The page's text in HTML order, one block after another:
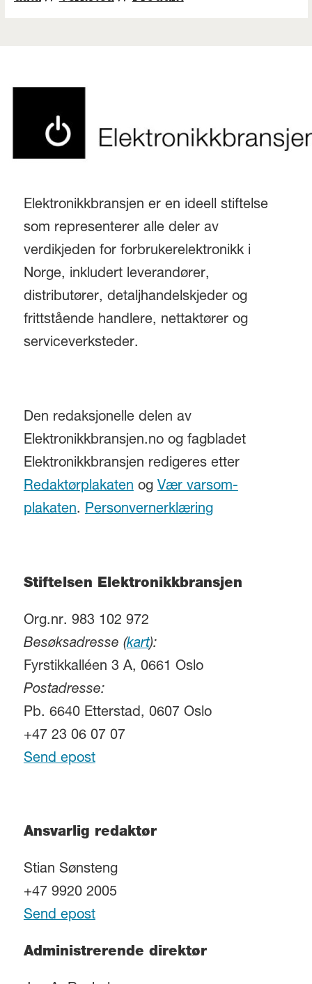
Elektronikkbransjen er en ideell stiftelse
som representerer alle deler av
verdikjeden for forbrukerelektronikk i
Norge, inkludert leverandører,
distributører, detaljhandelskjeder og
frittstående handlere, nettaktører og
serviceverksteder.
Den redaksjonelle delen av
Elektronikkbransjen.no og fagbladet
Elektronikkbransjen redigeres etter
Redaktørplakaten og Vær varsom-
plakaten. Personvernerklæring
Stiftelsen Elektronikkbransjen
Org.nr. 983 102 972
Besøksadresse (kart):
Fyrstikkalléen 3 A, 0661 Oslo
Postadresse:
Pb. 6640 Etterstad, 0607 Oslo
+47 23 06 07 07
Send epost
Ansvarlig redaktør
Stian Sønsteng
+47 9920 2005
Send epost
Administrerende direktør